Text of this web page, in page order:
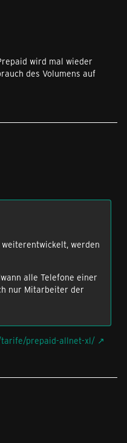
wird mal wieder
des Volumens auf
werden
alle Telefone einer
nur Mitarbeiter der
tarife/prepaid-allnet-xl/